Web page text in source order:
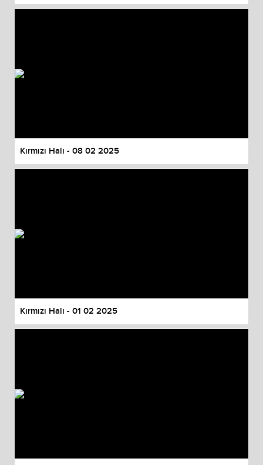
Kırmızı Halı - 08 02 2025
Kırmızı Halı - 01 02 2025